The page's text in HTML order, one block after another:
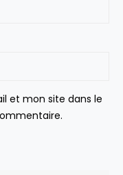
et mon site dans le